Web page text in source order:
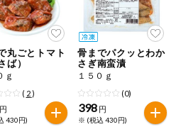
情報サイト
時の情報のため、ご使用前には
をご確認ください。
お取引先から情報提供のあった
丸ごとトマト
ば）
ｇ
( 2)
円
430円)
骨までパクッとわか
さぎ南蛮漬
１５０ｇ
(0)
398 円
※ (税込 430円)